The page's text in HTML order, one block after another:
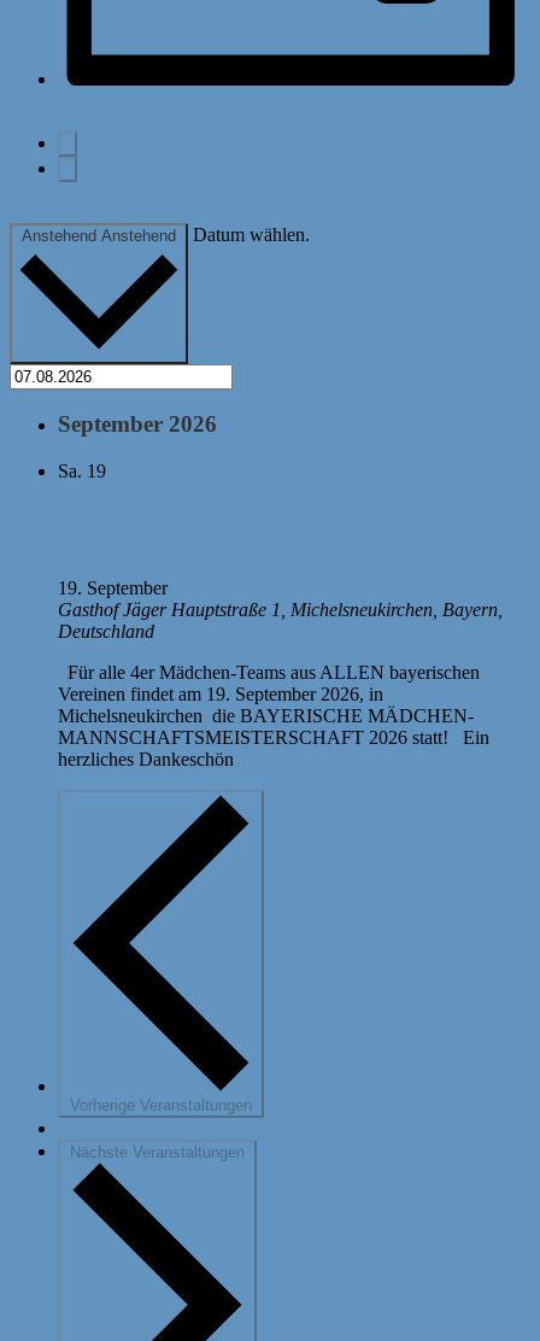
Anstehend Anstehend Datum wählen.
September 2026
Sa. 19
19. September
Gasthof Jäger Hauptstraße 1, Michelsneukirchen, Bayern,
Deutschland
Für alle 4er Mädchen-Teams aus ALLEN bayerischen
Vereinen findet am 19. September 2026, in
Michelsneukirchen die BAYERISCHE MÄDCHEN-
MANNSCHAFTSMEISTERSCHAFT 2026 statt! Ein
herzliches Dankeschön
Vorherige Veranstaltungen
Nächste Veranstaltungen